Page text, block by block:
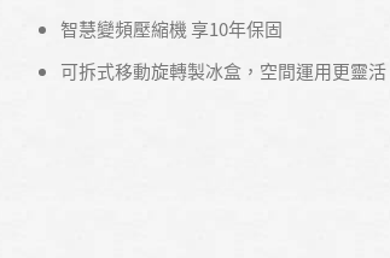
智慧變頻壓縮機 享10年保固
可拆式移動旋轉製冰盒，空間運用更靈